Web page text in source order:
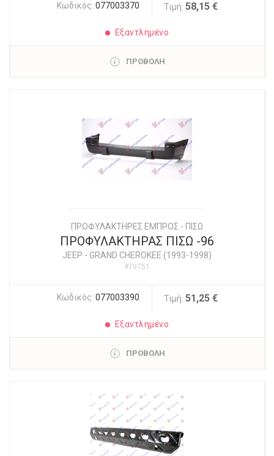
Κωδικός: 077003370 Τιμή: 58,15 €
Εξαντλημένο
ΠΡΟΒΟΛΗ
ΠΡΟΦΥΛΑΚΤΗΡΕΣ ΕΜΠΡΟΣ - ΠΙΣΩ
ΠΡΟΦΥΛΑΚΤΗΡΑΣ ΠΙΣΩ -96
JEEP - GRAND CHEROKEE (1993-1998)
#79751
Κωδικός: 077003390 Τιμή: 51,25 €
Εξαντλημένο
ΠΡΟΒΟΛΗ